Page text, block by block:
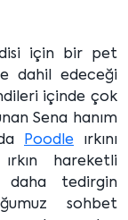
için bir pet
dahil edeceği
içinde çok
Sena hanım
Poodle ırkını
hareketli
daha tedirgin
sohbet